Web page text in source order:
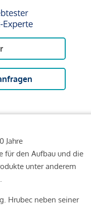
Jahre
für den Aufbau und die
unter anderem
Hrubec neben seiner